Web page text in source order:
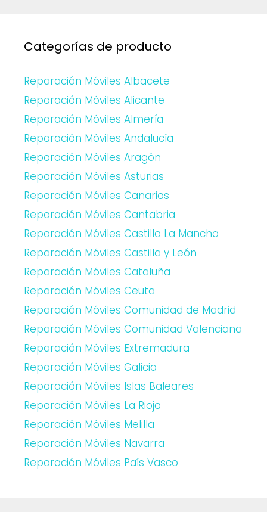
Categorías de producto
Reparación Móviles Albacete
Reparación Móviles Alicante
Reparación Móviles Almería
Reparación Móviles Andalucía
Reparación Móviles Aragón
Reparación Móviles Asturias
Reparación Móviles Canarias
Reparación Móviles Cantabria
Reparación Móviles Castilla La Mancha
Reparación Móviles Castilla y León
Reparación Móviles Cataluña
Reparación Móviles Ceuta
Reparación Móviles Comunidad de Madrid
Reparación Móviles Comunidad Valenciana
Reparación Móviles Extremadura
Reparación Móviles Galicia
Reparación Móviles Islas Baleares
Reparación Móviles La Rioja
Reparación Móviles Melilla
Reparación Móviles Navarra
Reparación Móviles País Vasco